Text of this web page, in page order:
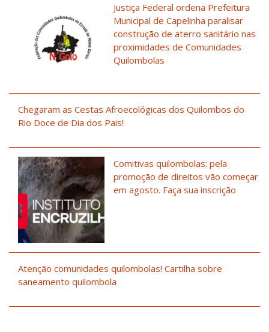
Justiça Federal ordena Prefeitura
Municipal de Capelinha paralisar
construção de aterro sanitário nas
proximidades de Comunidades
Quilombolas
Chegaram as Cestas Afroecológicas dos Quilombos do
Rio Doce de Dia dos Pais!
Comitivas quilombolas: pela
promoção de direitos vão começar
em agosto. Faça sua inscrição
Atenção comunidades quilombolas! Cartilha sobre
saneamento quilombola